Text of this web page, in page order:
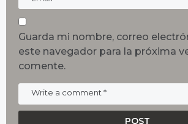
Guarda mi nombre, correo
este navegador para la próxima
comente.